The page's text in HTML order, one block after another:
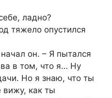
ладно?
тяжело опустился
он. – Я пытался
в том, что я… Ну
Но я знаю, что ты
вижу, как ты